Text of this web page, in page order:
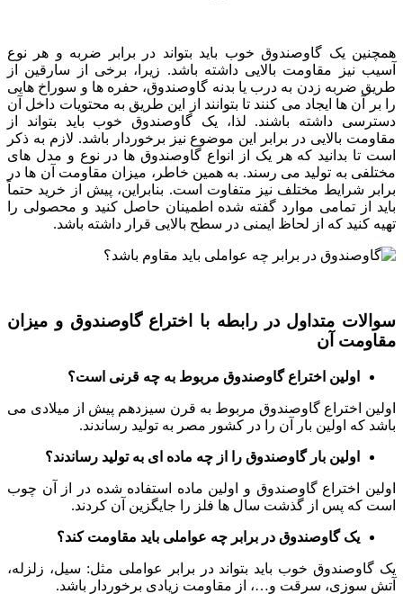
همچنین یک گاوصندوق خوب باید بتواند در برابر ضربه و هر نوع
آسیب نیز مقاومت بالایی داشته باشد. زیرا، برخی از سارقین از
طریق ضربه زدن به درب یا بدنه گاوصندوق، حفره ‌ها و سوراخ ‌هایی
را بر آن ها ایجاد می‌ کنند تا بتوانند از این طریق به محتویات داخل آن
دسترسی داشته باشند. لذا، یک گاوصندوق خوب باید بتواند از
مقاومت بالایی در برابر این موضوع نیز برخوردار باشد. لازم به ذکر
است تا بدانید که هر یک از انواع گاوصندوق ‌ها در نوع و مدل‌ های
مختلفی به تولید می ‌رسند. به همین خاطر، میزان مقاومت آن ها در
برابر شرایط مختلف نیز متفاوت است. بنابراین، پیش از خرید حتماً
باید از تمامی موارد گفته شده اطمینان حاصل کنید و محصولی را
تهیه کنید که از لحاظ ایمنی در سطح بالایی قرار داشته باشد.
سوالات متداول در رابطه با اختراع گاوصندوق و میزان
مقاومت آن
اولین اختراع گاوصندوق مربوط به چه قرنی است؟
اولین اختراع گاوصندوق مربوط به قرن سیزدهم پیش از میلادی می
‌باشد که اولین بار آن را در کشور مصر به تولید رساندند.
اولین بار گاوصندوق را از چه ماده ‌ای به تولید رساندند؟
اولین اختراع گاوصندوق و اولین ماده استفاده شده در از آن چوب
است که پس از گذشت سال‌ ها فلز را جایگزین آن کردند.
یک گاوصندوق در برابر چه عواملی باید مقاومت کند؟
یک گاوصندوق خوب باید بتواند در برابر عواملی مثل: سیل، زلزله،
آتش سوزی، سرقت و…، از مقاومت زیادی برخوردار باشد.